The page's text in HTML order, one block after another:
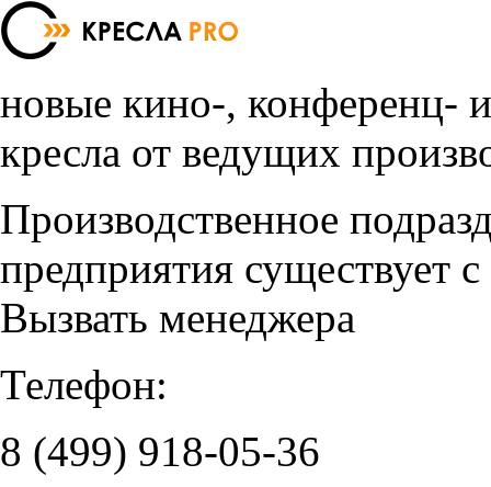
новые кино-, конференц-
кресла от ведущих
Производственное
предприятия существует
Вызвать менеджера
Телефон:
8 (499) 918-05-36